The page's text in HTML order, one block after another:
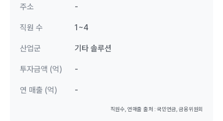
주소 -
직원 수 1~4
산업군 기타 솔루션
투자금액 (억) -
연 매출 (억) -
직원수, 연매출 출처 : 국민연금, 금융위원회